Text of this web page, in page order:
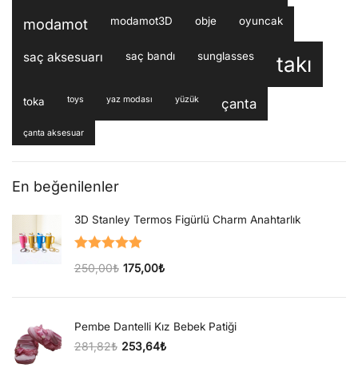
modamot modamot3D obje oyuncak
saç aksesuarı saç bandı sunglasses takı
toka toys yaz modası yüzük çanta
çanta aksesuar
En beğenilenler
3D Stanley Termos Figürlü Charm Anahtarlık
5 üzerinden
250,00₺ 175,00₺
Pembe Dantelli Kız Bebek Patiği
281,82₺
Orijinal fiyat: 281,82₺.
253,64₺
Şu andaki fiyat: 253,64₺.